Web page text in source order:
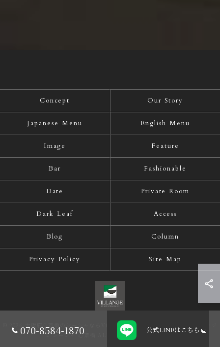
070-8584-1870 公式LINEはこちら
Concept Our Story
Japanese Menu English Menu
Image Feature
Bar Fashionable
Date Private Room
Dark Leaf Access
Blog Column
Privacy Policy Site Map
© 2026 大阪府心斎橋のシーシャならVillange Shisha Shinsaibasi〜ヴィランジ
ュ シーシャ 心斎橋 ALL RIGHTS RESERVED.